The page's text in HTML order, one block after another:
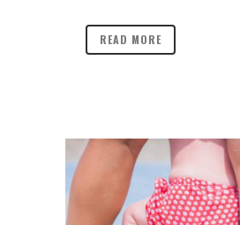
READ MORE